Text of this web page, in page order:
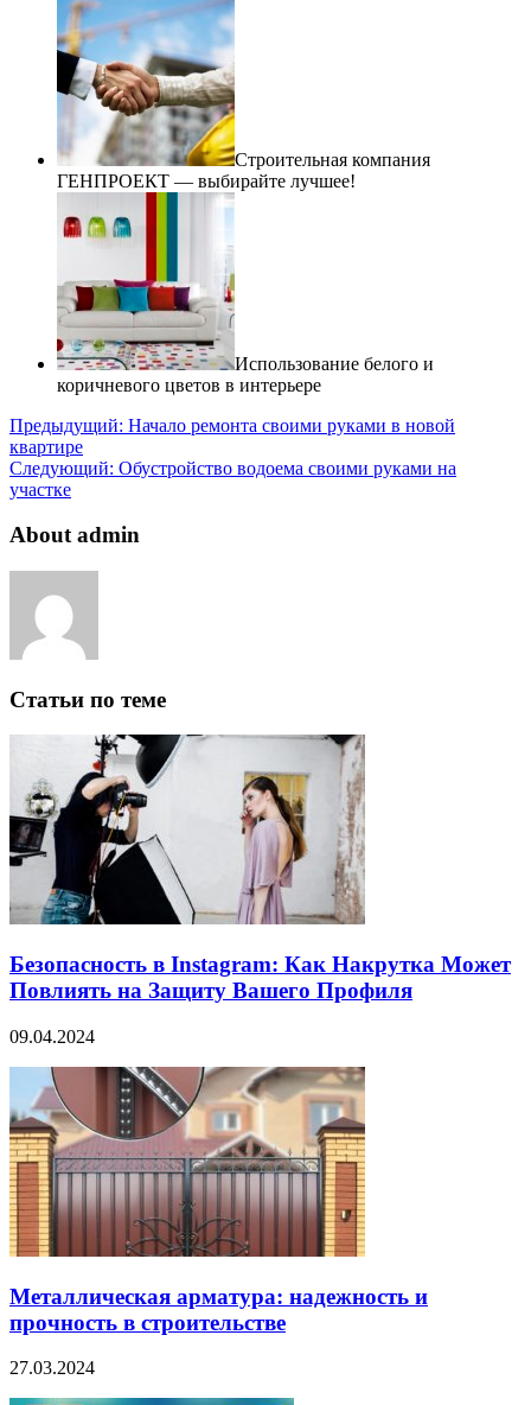
Строительная компания
ГЕНПРОЕКТ — выбирайте лучшее!
Использование белого и
коричневого цветов в интерьере
Предыдущий: Начало ремонта своими руками в новой
квартире
Следующий: Обустройство водоема своими руками на
участке
About admin
Статьи по теме
Безопасность в Instagram: Как Накрутка Может
Повлиять на Защиту Вашего Профиля
09.04.2024
Металлическая арматура: надежность и
прочность в строительстве
27.03.2024